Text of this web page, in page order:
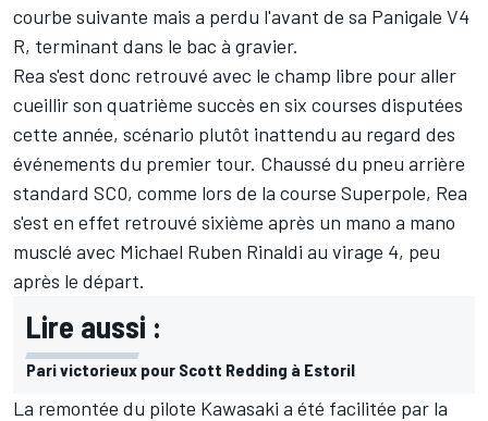
courbe suivante mais a perdu l'avant de sa Panigale V4
R, terminant dans le bac à gravier.
Rea s'est donc retrouvé avec le champ libre pour aller
cueillir son quatrième succès en six courses disputées
cette année, scénario plutôt inattendu au regard des
événements du premier tour. Chaussé du pneu arrière
standard SC0, comme lors de la course Superpole, Rea
s'est en effet retrouvé sixième après un mano a mano
musclé avec Michael Ruben Rinaldi au virage 4, peu
après le départ.
Lire aussi :
Pari victorieux pour Scott Redding à Estoril
La remontée du pilote Kawasaki a été facilitée par la